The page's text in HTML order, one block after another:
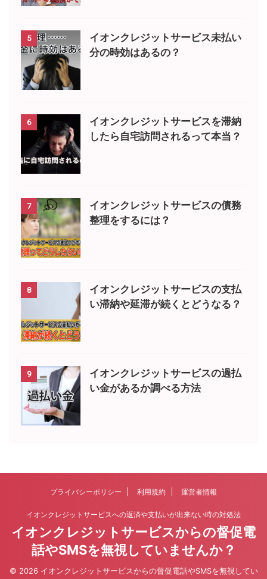
5
イオンクレジットサービス未払い
分の時効はあるの？
6
イオンクレジットサービスを滞納
したら自宅訪問されるって本当？
7
イオンクレジットサービスの債務
整理をするには？
8
イオンクレジットサービスの支払
い滞納や延滞が続くとどうなる？
9
イオンクレジットサービスの過払
い金があるか調べる方法
プライバシーポリシー 利用規約 運営者情報
イオンクレジットサービスへの返済や支払いが出来ない時の対処法
イオンクレジットサービスからの督促電
話やSMSを無視していませんか？
© 2026 イオンクレジットサービスからの督促電話やSMSを無視してい